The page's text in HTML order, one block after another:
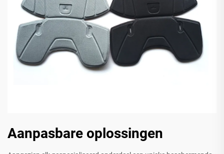
Aanpasbare oplossingen